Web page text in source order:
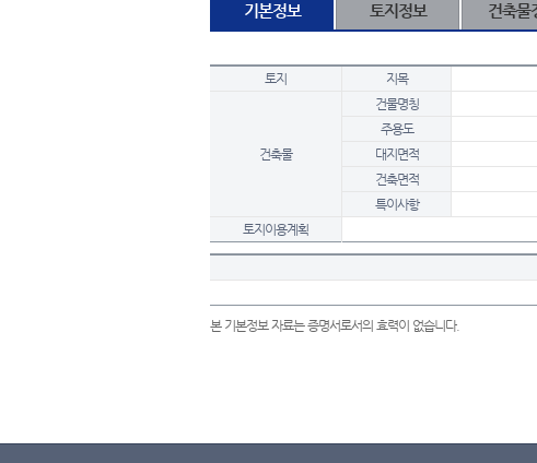
기본정보 토지정보 건축물
토지 지목
건축물
건물명칭
주용도
대지면적
건축면적
특이사항
토지이용계획
본 기본정보 자료는 증명서로서의 효력이 없습니다.